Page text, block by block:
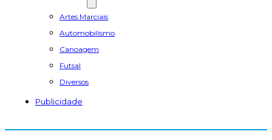
Artes Marciais
Automobilismo
Canoagem
Futsal
Diversos
Publicidade